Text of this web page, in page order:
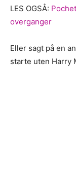
LES OGSÅ:
overganger
Eller sagt på en
starte uten Harry